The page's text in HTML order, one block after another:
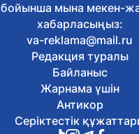
бойынша мына мекен-
хабарласыңыз:
va-reklama@mail.ru
Редакция туралы
Байланыс
Жарнама үшін
Антикор
Серіктестік